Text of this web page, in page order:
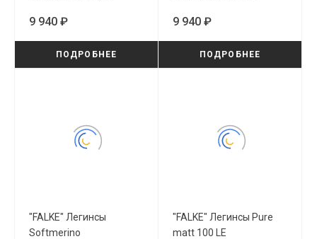
9 940 ₽
ПОДРОБНЕЕ
9 940 ₽
ПОДРОБНЕЕ
"FALKE" Легинсы
Softmerino
"FALKE" Легинсы Pure
matt 100 LE